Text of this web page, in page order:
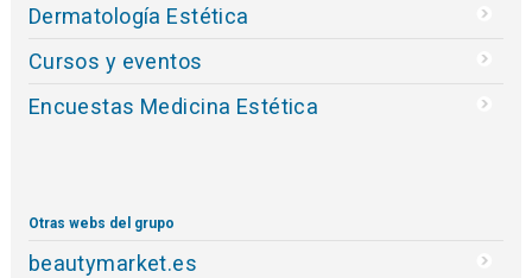
Dermatología Estética
Cursos y eventos
Encuestas Medicina Estética
Otras webs del grupo
beautymarket.es